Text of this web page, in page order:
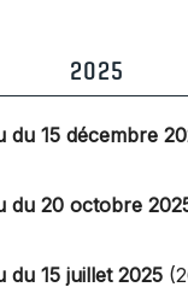
2025
du 15 décembre
du 20 octobre
du 15 juillet 2025